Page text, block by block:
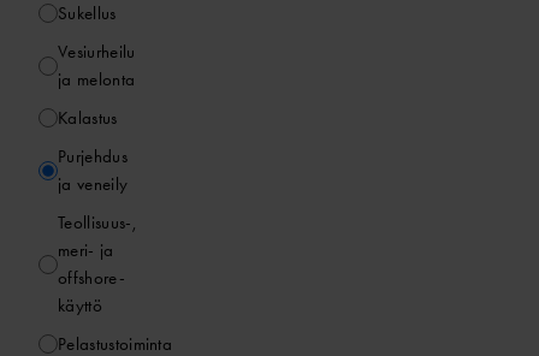
Sukellus
Vesiurheilu
ja melonta
Kalastus
Purjehdus
ja veneily
Teollisuus-,
meri- ja
offshore-
käyttö
Pelastustoiminta